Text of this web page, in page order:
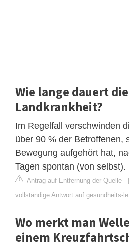
Wie lange dauert die
Landkrankheit?
Im Regelfall verschwinden
über 90 % der Betroffenen,
Bewegung aufgehört hat,
Tagen spontan (von selbst).
Antrag auf Entfernung der Quelle
vollständige Antwort auf gesundheits-
Wo merkt man
einem